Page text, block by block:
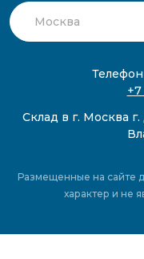
Склад в г. Москва
Размещенные на сайте
характер и не